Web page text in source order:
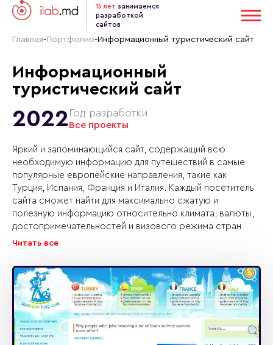
15 лет занимаемся
разработкой
сайтов
Главная- Портфолио-Информационный туристический сайт
Информационный
туристический сайт
2022 Год разработки
Все проекты
Яркий и запоминающийся сайт, содержащий всю
необходимую информацию для путешествий в самые
популярные европейские направления, такие как
Турция, Испания, Франция и Италия. Каждый посетитель
сайта сможет найти для максимально сжатую и
полезную информацию относительно климата, валюты,
достопримечательностей и визового режима стран
Читать все